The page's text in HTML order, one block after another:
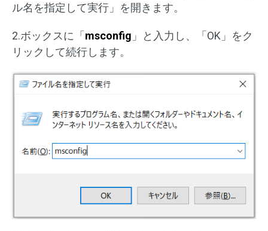
ル名を指定して実行」を開きます。
2.ボックスに「msconfig 」と入力し、「OK」をク
リックして続行します。